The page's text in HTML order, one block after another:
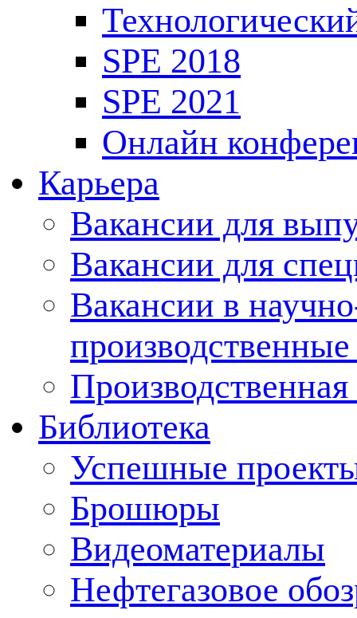
SPE 2018
SPE 2021
Онлайн
Карьера
Вакансии для
Вакансии для
Вакансии в
Производственная
Библиотека
Успешные
Брошюры
Видеоматериалы
Нефтегазовое